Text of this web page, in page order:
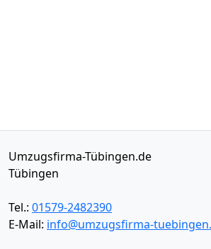
Umzugsfirma-Tübingen.de
Tübingen
Tel.: 01579-2482390
E-Mail: info@umzugsfirma-